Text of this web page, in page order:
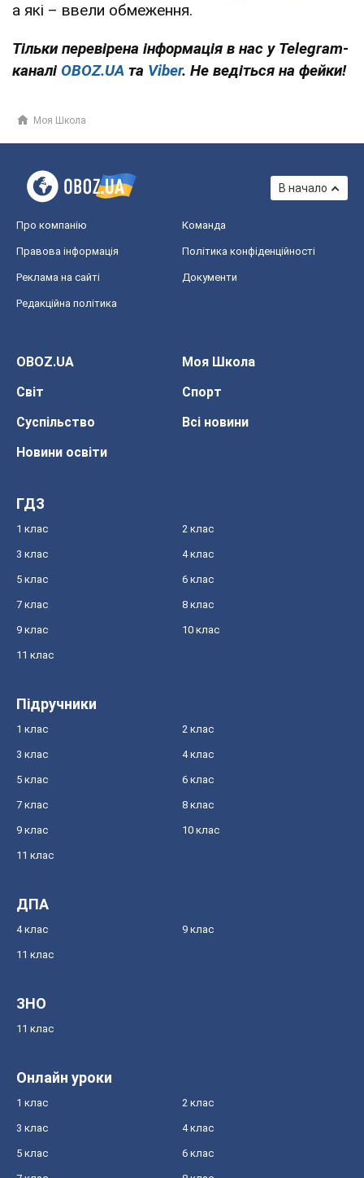
а які – ввели обмеження.
Тільки перевірена інформація в нас у Telegram-
каналі OBOZ.UA та Viber. Не ведіться на фейки!
Моя Школа
В начало
Про компанію Команда
Правова інформація Політика конфіденційності
Реклама на сайті Документи
Редакційна політика
OBOZ.UA
Моя Школа
Світ
Спорт
Суспільство
Всі новини
Новини освіти
ГДЗ
1 клас 2 клас
3 клас 4 клас
5 клас 6 клас
7 клас 8 клас
9 клас 10 клас
11 клас
Підручники
1 клас 2 клас
3 клас 4 клас
5 клас 6 клас
7 клас 8 клас
9 клас 10 клас
11 клас
ДПА
4 клас 9 клас
11 клас
ЗНО
11 клас
Онлайн уроки
1 клас 2 клас
3 клас 4 клас
5 клас 6 клас